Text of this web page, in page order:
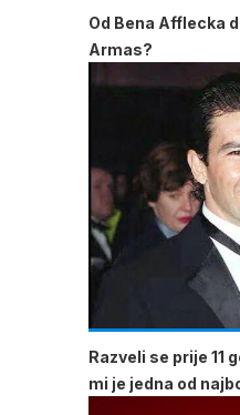
Od Bena Afflecka
Armas?
Razveli se prije 11
mi je jedna od